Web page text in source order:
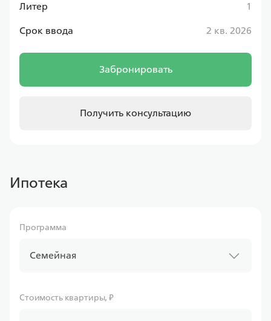
Литер 1
Срок ввода 2 кв. 2026
Забронировать
Получить консультацию
Ипотека
Программа
Семейная
Стоимость квартиры, ₽